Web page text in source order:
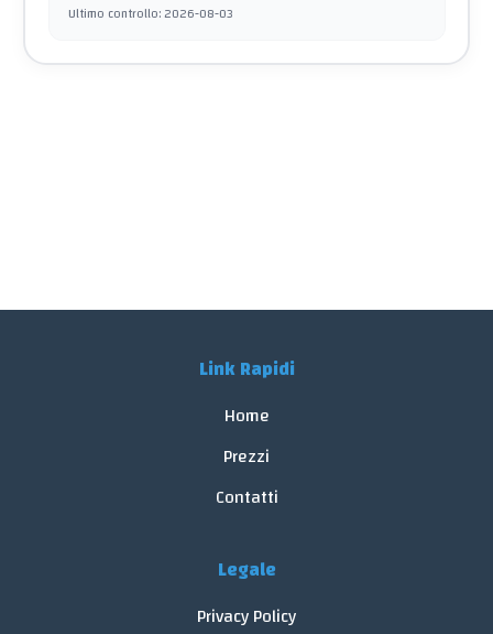
Ultimo controllo:2026-08-03
Link Rapidi
Home
Prezzi
Contatti
Legale
Privacy Policy